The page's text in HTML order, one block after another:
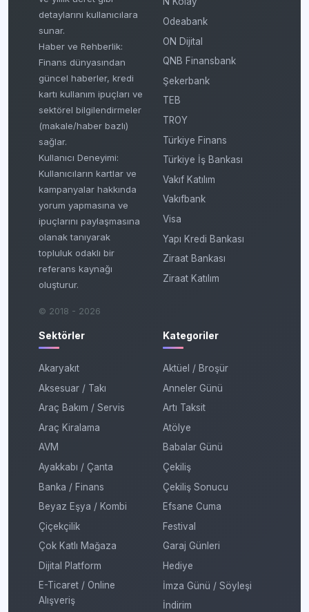
detaylarını kullanıcılara
sunar.
Haber ve Rehberlik:
Finans dünyasından
güncel haberler, kredi
kartı kullanım ipuçları ve
sektörel bilgilendirmeler
(makale/haber bazlı)
sağlar.
Kullanıcı Deneyimi:
Kullanıcıların kartlar ve
kampanyalar hakkında
yorum yapmasına ve
ipuçlarını paylaşmasına
olanak tanıyarak
topluluk odaklı bir
referans kaynağı
oluşturur.
© 2018 - 2026
Odeabank
ON Dijital
QNB Finansbank
Şekerbank
TEB
TROY
Türkiye Finans
Türkiye İş Bankası
Vakıf Katılım
Vakıfbank
Visa
Yapı Kredi Bankası
Ziraat Bankası
Ziraat Katılım
Sektörler
Akaryakıt
Aksesuar / Takı
Araç Bakım / Servis
Araç Kiralama
AVM
Ayakkabı / Çanta
Banka / Finans
Beyaz Eşya / Kombi
Çiçekçilik
Çok Katlı Mağaza
Dijital Platform
E-Ticaret / Online
Alışveriş
Kategoriler
Aktüel / Broşür
Anneler Günü
Artı Taksit
Atölye
Babalar Günü
Çekiliş
Çekiliş Sonucu
Efsane Cuma
Festival
Garaj Günleri
Hediye
İmza Günü / Söyleşi
İndirim